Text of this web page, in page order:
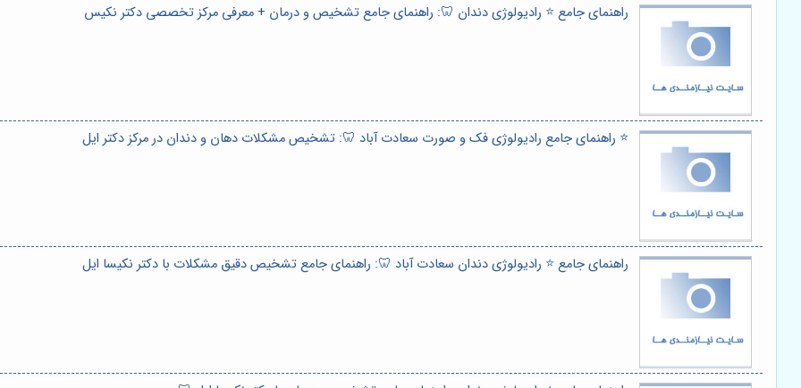
راهنمای جامع ⭐️ رادیولوژی دندان 🦷: راهنمای جامع تشخیص و درمان + معرفی مرکز تخصصی دکتر نکیس
⭐️ راهنمای جامع رادیولوژی فک و صورت سعادت آباد 🦷: تشخیص مشکلات دهان و دندان در مرکز دکتر ایل
راهنمای جامع ⭐️ رادیولوژی دندان سعادت آباد 🦷: راهنمای جامع تشخیص دقیق مشکلات با دکتر نکیسا ایل